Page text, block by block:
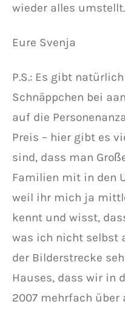
wieder alles umstellt.
Eure Svenja
P.S.: Es gibt
Schnäppchen bei
auf die
Preis – hier gibt es
sind, dass man
Familien mit in den
weil ihr mich ja
kennt und wisst,
was ich nicht selbst
der Bilderstrecke
Hauses, dass wir in
2007 mehrfach über